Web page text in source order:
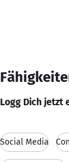
Logg Dich jetzt
Social Media